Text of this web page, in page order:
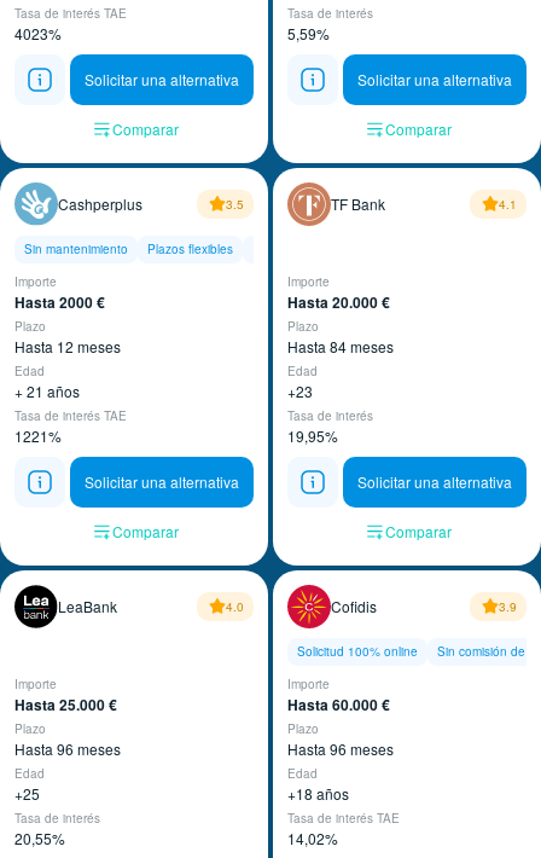
Tasa de interés TAE
4023%
Solicitar una alternativa
Comparar
Tasa de interés
5,59%
Solicitar una alternativa
Comparar
Cashperplus 3.5
Sin mantenimiento Plazos flexibles
Importe
Hasta 2000 €
Plazo
Hasta 12 meses
Edad
+ 21 años
Tasa de interés TAE
1221%
Solicitar una alternativa
Comparar
TF Bank 4.1
Importe
Hasta 20.000 €
Plazo
Hasta 84 meses
Edad
+23
Tasa de interés
19,95%
Solicitar una alternativa
Comparar
LeaBank 4.0
Importe
Hasta 25.000 €
Plazo
Hasta 96 meses
Edad
+25
Tasa de interés
20,55%
Cofidis 3.9
Solicitud 100% online
Sin comisión de
Importe
Hasta 60.000 €
Plazo
Hasta 96 meses
Edad
+18 años
Tasa de interés TAE
14,02%